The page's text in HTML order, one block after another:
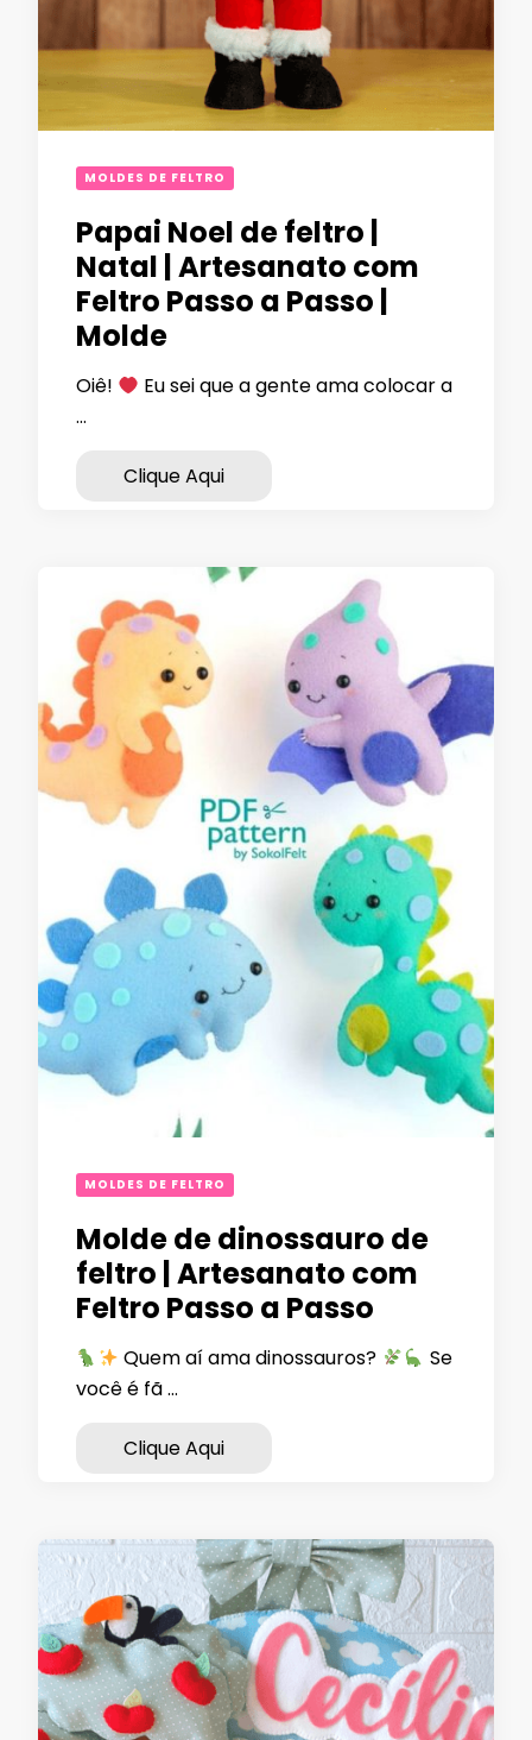
MOLDES DE FELTRO
Papai Noel de feltro |
Natal | Artesanato com
Feltro Passo a Passo |
Molde
Oiê!
Eu sei que a gente ama colocar a
…
Clique Aqui
MOLDES DE FELTRO
Molde de dinossauro de
feltro | Artesanato com
Feltro Passo a Passo
Quem aí ama dinossauros?
Se
você é fã …
Clique Aqui